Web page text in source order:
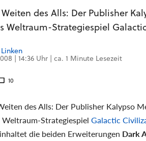
des Alls: Der Publisher
Weltraum-Strategiespiel
| 14:36 Uhr | ca. 1 Minute Lesezeit
10
des Alls: Der Publisher Kalypso
Strategiespiel Galactic
die beiden Erweiterungen Dark